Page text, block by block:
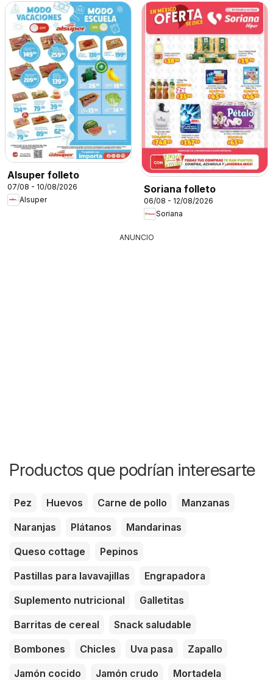
Alsuper folleto
07/08 - 10/08/2026
Alsuper
Soriana folleto
06/08 - 12/08/2026
Soriana
ANUNCIO
Productos que podrían interesarte
Pez Huevos Carne de pollo
Manzanas
Naranjas
Plátanos
Mandarinas
Queso cottage
Pepinos
Pastillas para lavavajillas
Engrapadora
Suplemento nutricional
Galletitas
Barritas de cereal
Snack saludable
Bombones
Chicles Uva pasa
Zapallo
Jamón cocido
Jamón crudo
Mortadela